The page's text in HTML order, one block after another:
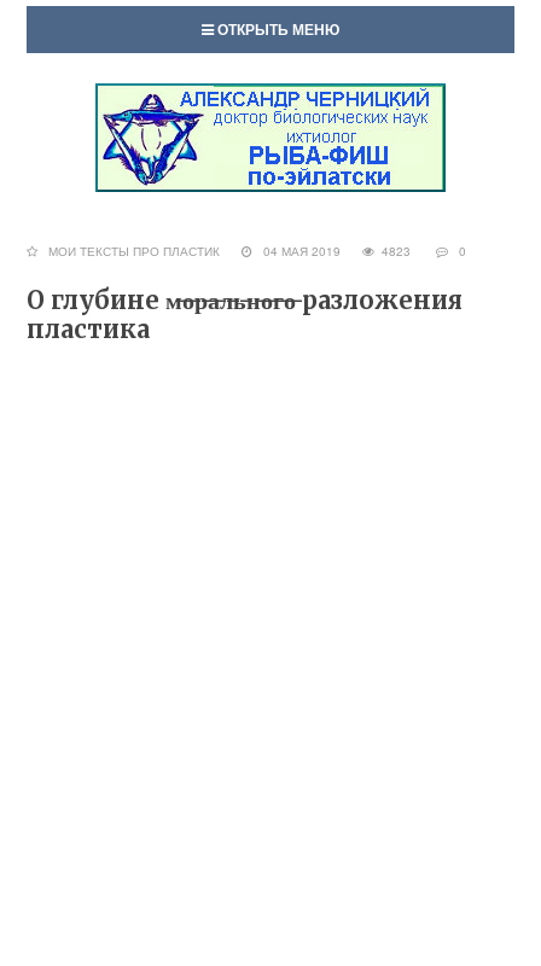
ОТКРЫТЬ МЕНЮ
МОИ ТЕКСТЫ ПРО ПЛАСТИК 04 МАЯ 2019 4823 0
О глубине м̶о̶р̶а̶л̶ь̶н̶о̶г̶о̶ разложения
пластика